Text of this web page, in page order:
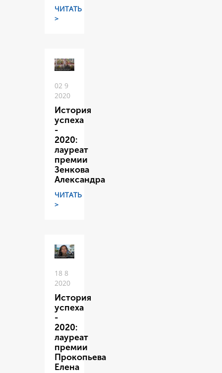
ЧИТАТЬ
>
02 9
2020
История
успеха
-
2020:
лауреат
премии
Зенкова
Александра
ЧИТАТЬ
>
18 8
2020
История
успеха
-
2020:
лауреат
премии
Прокопьева
Елена